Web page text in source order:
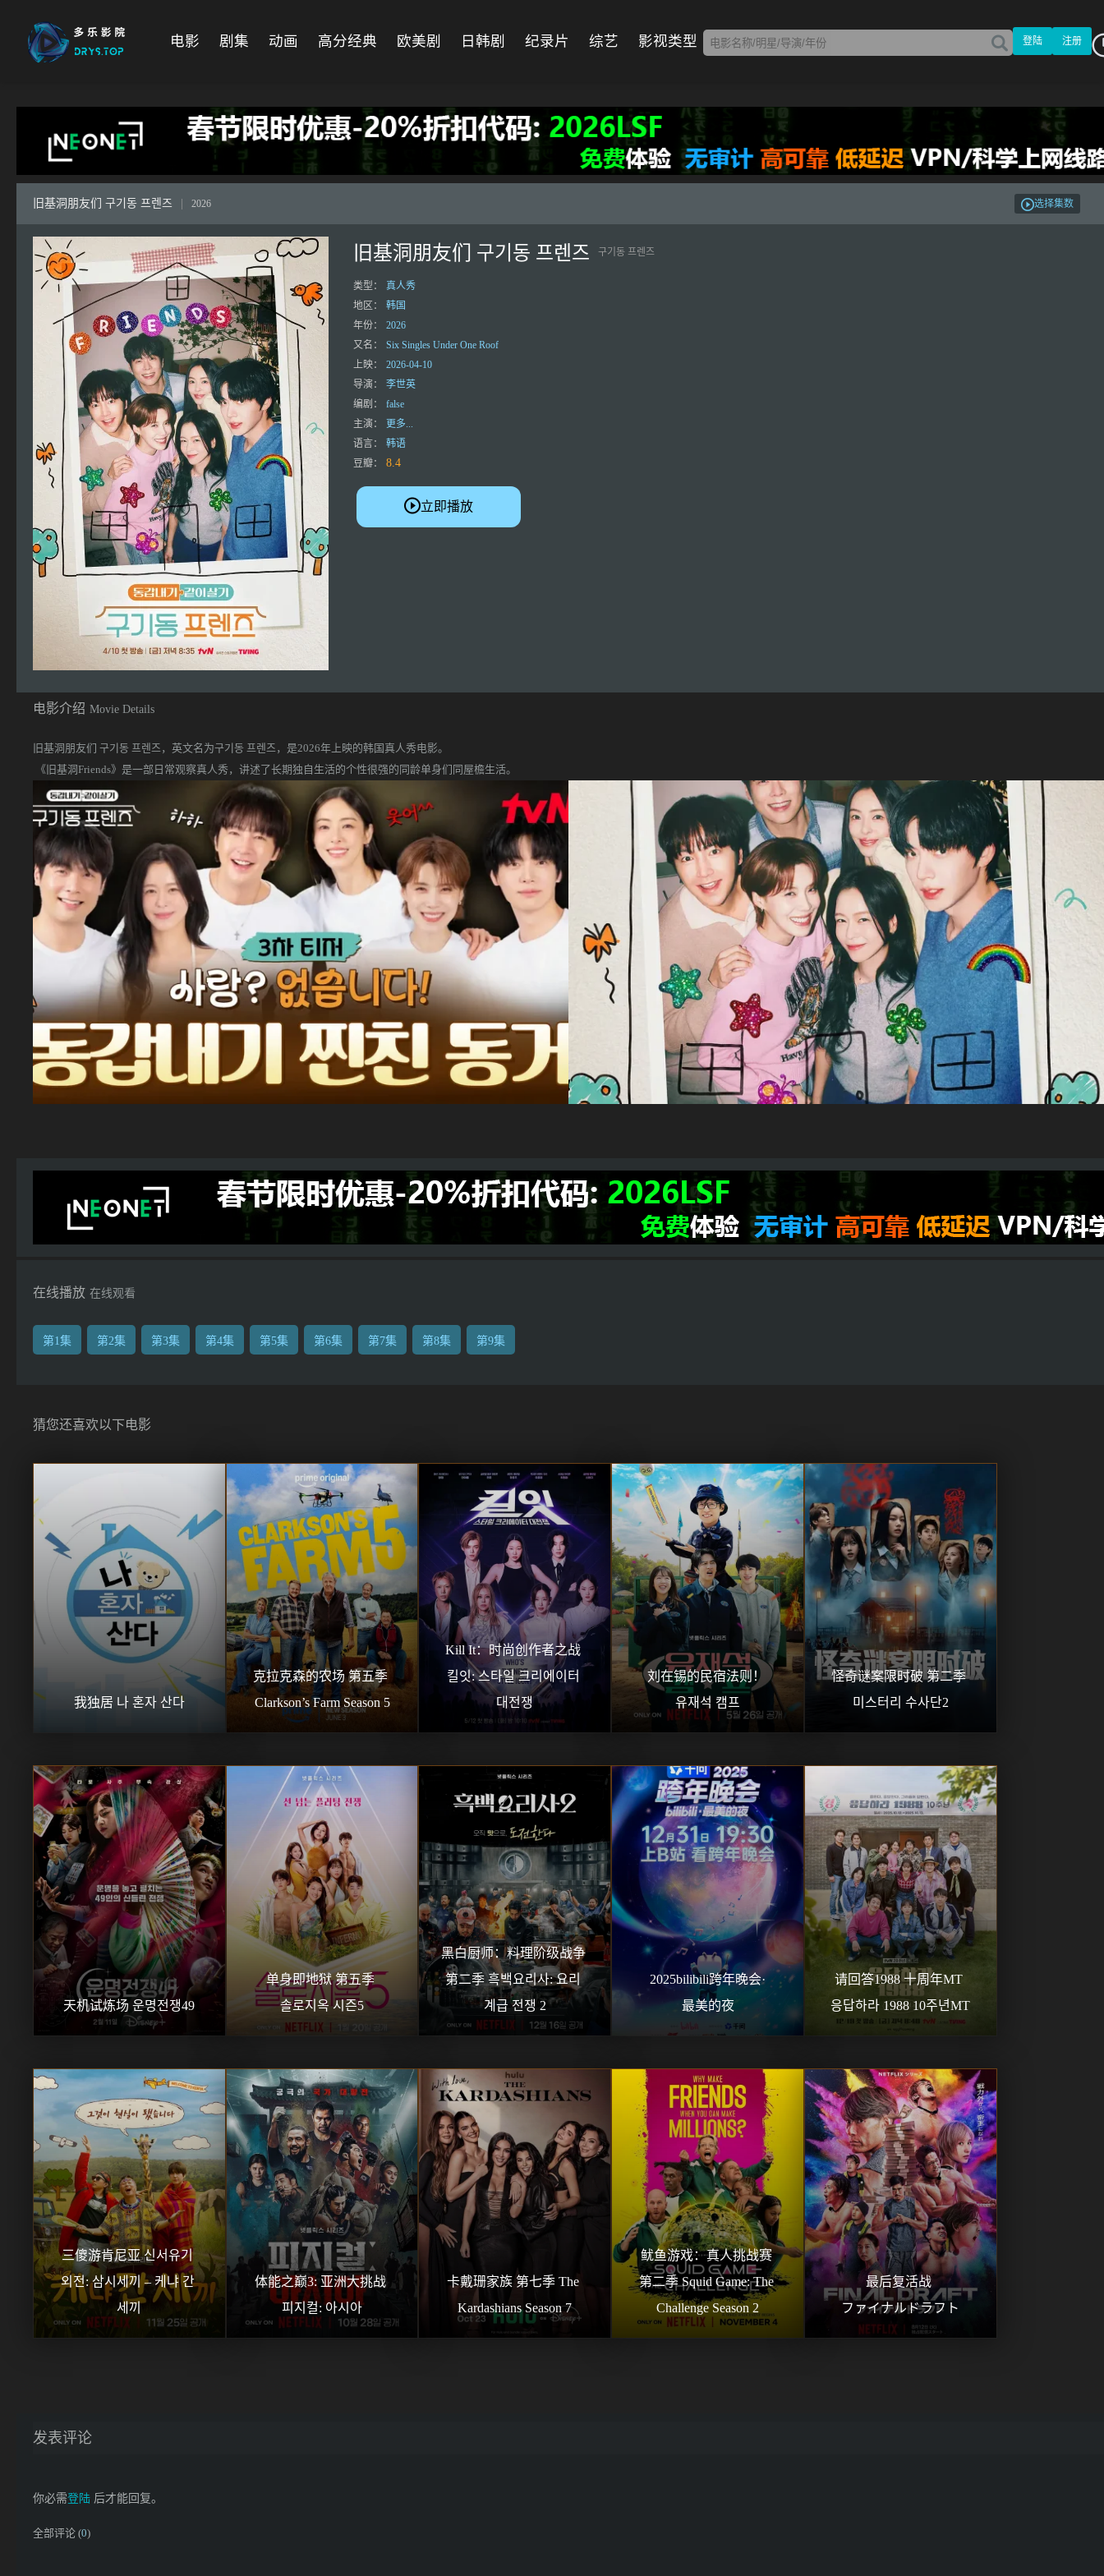
电影 剧集 动画 高分经典 欧美剧 日韩剧 纪录片 综艺 影视类型 登陆 注册
旧基洞朋友们 구기동 프렌즈 2026 选择集数
旧基洞朋友们 구기동 프렌즈 구기동 프렌즈
类型：
真人秀
地区：
韩国
年份：
2026
又名：
Six Singles Under One Roof
上映：
2026-04-10
导演：
李世英
编剧：
false
主演：
更多...
语言：
韩语
豆瓣：
8.4
立即播放
电影介绍 Movie Details
旧基洞朋友们 구기동 프렌즈，英文名为구기동 프렌즈，是2026年上映的韩国真人秀电影。
《旧基洞Friends》是一部日常观察真人秀，讲述了长期独自生活的个性很强的同龄单身们同屋檐生活。
在线播放 在线观看
第1集 第2集 第3集 第4集 第5集 第6集 第7集 第8集 第9集
猜您还喜欢以下电影
我独居 나 혼자 산다
克拉克森的农场 第五季
Clarkson’s Farm Season 5
Kill It：时尚创作者之战
킬잇: 스타일 크리에이터
대전쟁
刘在锡的民宿法则！
유재석 캠프
怪奇谜案限时破 第二季
미스터리 수사단2
天机试炼场 운명전쟁49
单身即地狱 第五季
솔로지옥 시즌5
黑白厨师：料理阶级战争
第二季 흑백요리사: 요리
계급 전쟁 2
2025bilibili跨年晚会·
最美的夜
请回答1988 十周年MT
응답하라 1988 10주년MT
三傻游肯尼亚 신서유기
외전: 삼시세끼 – 케냐 간
세끼
体能之巅3: 亚洲大挑战
피지컬: 아시아
卡戴珊家族 第七季 The
Kardashians Season 7
鱿鱼游戏：真人挑战赛
第二季 Squid Game: The
Challenge Season 2
最后复活战
ファイナルドラフト
发表评论
你必需登陆 后才能回复。
全部评论 (0)